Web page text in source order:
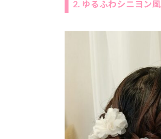
2. ゆるふわシニヨン風